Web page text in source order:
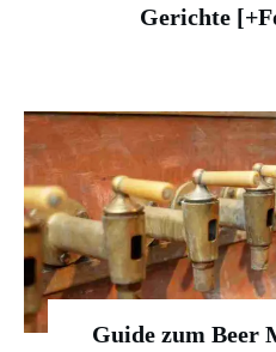
Gerichte
Guide zum Beer